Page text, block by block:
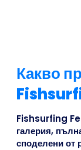
Какво
Fishsurfing
галерия,
споделени от